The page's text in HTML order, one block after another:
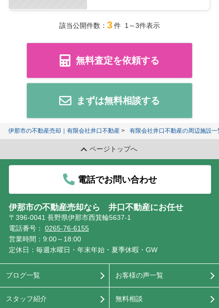
該当公開件数： 3件 1～3件表示
無料査定を依頼する
まずは無料相談する
伊那市の不動産売却｜有限会社井口不動産 有限会社井口不動産の周辺施設一
ページトップへ
電話でお問い合わせ
伊那市の不動産売却なら 井口不動産にお任せ
〒396-0041 長野県伊那市西箕輪5637-1
電話番号： 0265-76-6155
営業時間：9:00～18:00
定休日：毎週水曜日・年末年始・夏季休暇・GW
ブログ一覧
スタッフ紹介
お客様の声一覧
無料相談